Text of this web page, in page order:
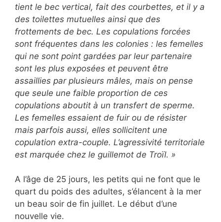
tient le bec vertical, fait des courbettes, et il y a
des toilettes mutuelles ainsi que des
frottements de bec. Les copulations forcées
sont fréquentes dans les colonies : les femelles
qui ne sont point gardées par leur partenaire
sont les plus exposées et peuvent être
assaillies par plusieurs mâles, mais on pense
que seule une faible proportion de ces
copulations aboutit à un transfert de sperme.
Les femelles essaient de fuir ou de résister
mais parfois aussi, elles sollicitent une
copulation extra-couple. L’agressivité territoriale
est marquée chez le guillemot de Troïl. »
A l’âge de 25 jours, les petits qui ne font que le
quart du poids des adultes, s’élancent à la mer
un beau soir de fin juillet. Le début d’une
nouvelle vie.